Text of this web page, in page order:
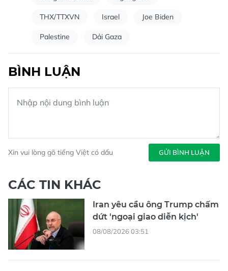
THX/TTXVN Israel Joe Biden
Palestine Dải Gaza
BÌNH LUẬN
Xin vui lòng gõ tiếng Việt có dấu GỬI BÌNH LUẬN
CÁC TIN KHÁC
Iran yêu cầu ông Trump chấm
dứt 'ngoại giao diễn kịch'
08/08/2026 03:51